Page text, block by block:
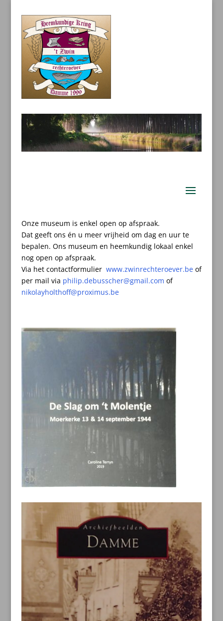
Onze museum is enkel open op afspraak.
Dat geeft ons én u meer vrijheid om dag en uur te
bepalen. Ons museum en heemkundig lokaal enkel
nog open op afspraak.
Via het contactformulier www.zwinrechteroever.be of
per mail via philip.debusscher@gmail.com of
nikolayholthoff@proximus.be